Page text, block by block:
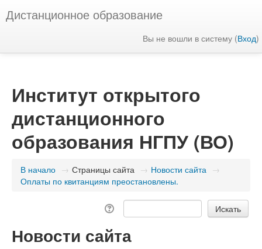
Дистанционное образование
Вы не вошли в систему (Вход)
Институт открытого
дистанционного
образования НГПУ (ВО)
В начало → Страницы сайта → Новости сайта →
Оплаты по квитанциям преостановлены.
Новости сайта